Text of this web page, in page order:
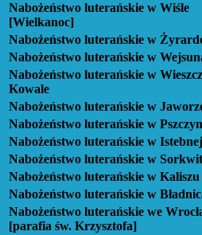
Nabożeństwo luterańskie w Wiśle
[Wielkanoc]
Nabożeństwo luterańskie w
Nabożeństwo luterańskie w
Nabożeństwo luterańskie w
Kowale
Nabożeństwo luterańskie w
Nabożeństwo luterańskie w
Nabożeństwo luterańskie w Istebnej
Nabożeństwo luterańskie w
Nabożeństwo luterańskie w Kaliszu
Nabożeństwo luterańskie w
Nabożeństwo luterańskie we
[parafia św. Krzysztofa]